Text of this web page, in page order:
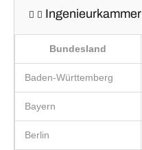
Ingenieurkammer
Bundesland
Baden-Württemberg
Bayern
Berlin